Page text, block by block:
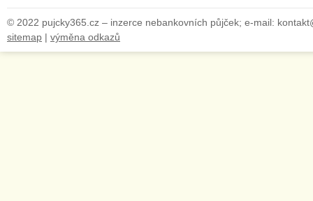
© 2022 pujcky365.cz – inzerce nebankovních půjček; e-mail:
sitemap | výměna odkazů